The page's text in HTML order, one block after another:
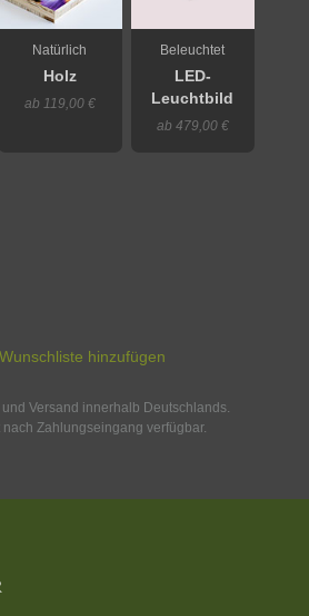
Natürlich
Holz
ab 119,00 €
Beleuchtet
LED-
Leuchtbild
ab 479,00 €
hinzufügen
Versand innerhalb Deutschlands.
Zahlungseingang verfügbar.